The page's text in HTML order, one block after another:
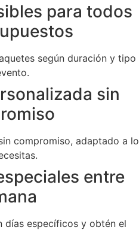
para todos
según duración y tipo
sin
compromiso, adaptado a lo
entre
días específicos y obtén el